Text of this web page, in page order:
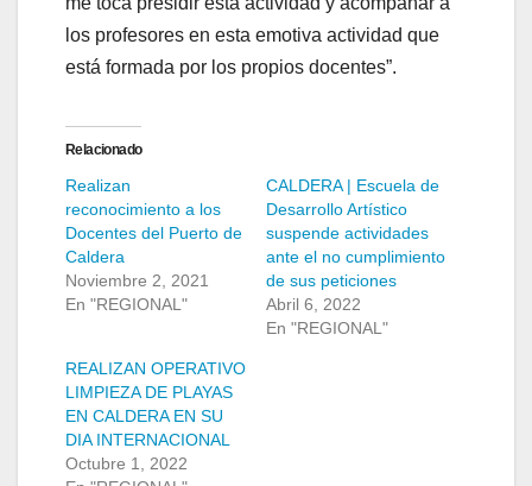
los profesores en esta emotiva actividad que
está formada por los propios docentes”.
Relacionado
Realizan
reconocimiento a los
Docentes del Puerto de
Caldera
Noviembre 2, 2021
En "REGIONAL"
CALDERA | Escuela de
Desarrollo Artístico
suspende actividades
ante el no cumplimiento
de sus peticiones
Abril 6, 2022
En "REGIONAL"
REALIZAN OPERATIVO
LIMPIEZA DE PLAYAS
EN CALDERA EN SU
DIA INTERNACIONAL
Octubre 1, 2022